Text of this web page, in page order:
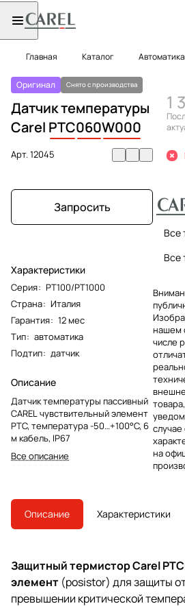
Главная Каталог
Оригинал Снято с производства
Датчик температуры
Carel PTC060W000
Арт.12045
Запросить
Характеристики
Серия: PT100/PT1000
Страна: Италия
Гарантия: 12 мес
Тип: автоматика
Подтип: датчик
Описание
Датчик температуры пассивный
CAREL чувствительный элемент
PTC, температура -50…+100°C, 6
м кабель, IP67
Все описание
1
Все
Все
нашем
числе
на
Описание Характеристики
Защитный термистор Carel
элемент (posistor) для защиты
превышении критической